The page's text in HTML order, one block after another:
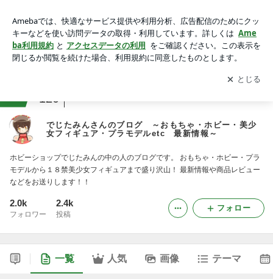
ュア・プラモデルetc 最新情報～
アプリをダウンロードして ブログの更新通知
を受け取りまし
ょう。
開く
120
でじたみんさんのブログ ～おもちゃ・ホビー・美少
女フィギュア・プラモデルetc 最新情報～
ホビーショップでじたみんの中の人のブログです。 おもちゃ・ホビー・プラ
モデルから１８禁美少女フィギュアまで盛り沢山！ 最新情報や商品レビュー
などをお送りします！！
2.0k
フォロワー
2.4k
投稿
フォロー
一覧 人気 画像 テーマ